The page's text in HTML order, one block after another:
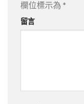
欄位標示為 *
留言